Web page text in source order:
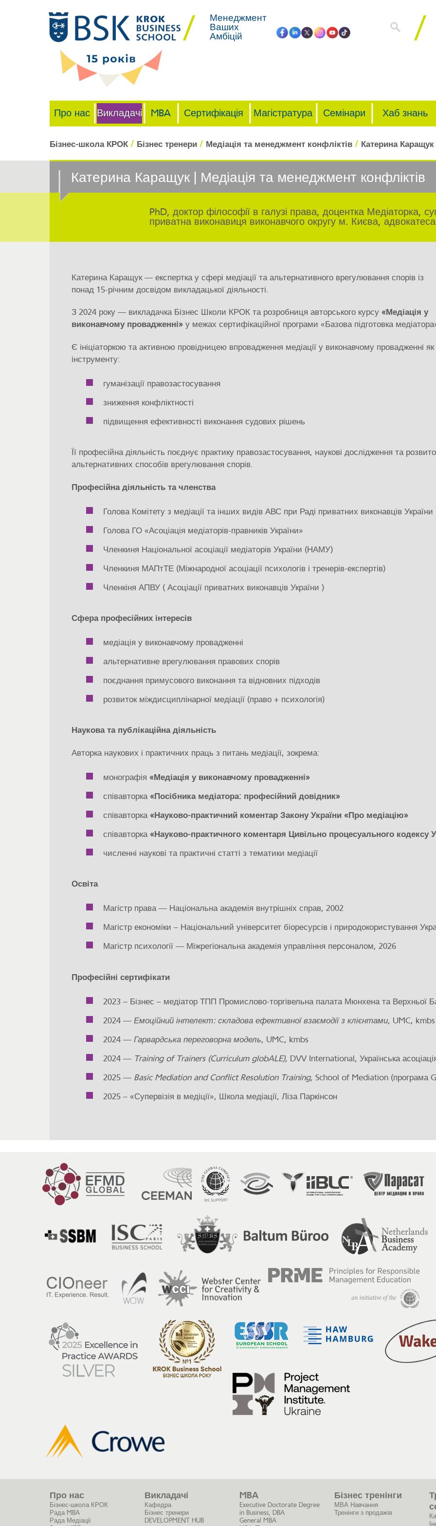
Менеджмент
Ваших
Амбіцій
Про нас Викладачі MBA Сертифікація Магістратура Семінари Хаб знань
Бізнес-школа КРОК / Бізнес тренери / Медіація та менеджмент конфліктів / Катерина Каращук
Катерина Каращук | Медіація та менеджмент конфліктів
PhD, доктор філософії в галузі права, доцентка Медіаторка,
приватна виконавиця виконавчого округу м. Києва, адвокатеса
Катерина Каращук — експертка у сфері медіації та альтернативного врегулювання спорів із
понад 15-річним досвідом викладацької діяльності.
З 2024 року — викладачка Бізнес Школи КРОК та розробниця авторського курсу «Медіація у
виконавчому провадженні» у межах сертифікаційної програми «Базова підготовка
Є ініціаторкою та активною провідницею впровадження медіації у виконавчому провадженні як
інструменту:
гуманізації правозастосування
зниження конфліктності
підвищення ефективності виконання судових рішень
Її професійна діяльність поєднує практику правозастосування, наукові дослідження та
альтернативних способів врегулювання спорів.
Професійна діяльність та членства
Голова Комітету з медіації та інших видів АВС при Раді приватних виконавців України
Голова ГО «Асоціація медіаторів-правників України»
Членкиня Національної асоціації медіаторів України (НАМУ)
Членкиня МАПтТЕ (Міжнародної асоціації психологів і тренерів-експертів)
Членкіня АПВУ ( Асоціації приватних виконавців України )
Сфера професійних інтересів
медіація у виконавчому провадженні
альтернативне врегулювання правових спорів
поєднання примусового виконання та відновних підходів
розвиток міждисциплінарної медіації (право + психологія)
Наукова та публікаційна діяльність
Авторка наукових і практичних праць з питань медіації, зокрема:
монографія «Медіація у виконавчому провадженні»
співавторка «Посібника медіатора: професійний довідник»
співавторка «Науково-практичний коментар Закону України «Про медіацію»
співавторка «Науково-практичного коментаря Цивільно процесуального кодексу
численні наукові та практичні статті з тематики медіації
Освіта
Магістр права — Національна академія внутрішніх справ, 2002
Магістр економіки – Національний університет біоресурсів і природокористування
Магістр психології — Міжрегіональна академія управління персоналом, 2026
Професійні сертифікати
2023 – Бізнес – медіатор ТПП Промислово-торгівельна палата Мюнхена та Верхньої
2024 — Емоційний інтелект: складова ефективної взаємодії з клієнтами, UMC, kmbs
2024 — Гарвардська переговорна модель, UMC, kmbs
2024 — Training of Trainers (Curriculum globALE), DVV International, Українська
2025 — Basic Mediation and Conflict Resolution Training, School of Mediation (програма
2025 – «Супервізія в медіції», Школа медіації, Ліза Паркінсон
Про нас
Бізнес-школа КРОК
Рада MBA
Рада Медіації
Викладачі
Кафедра
Бізнес тренери
DEVELOPMENT HUB
MBA
Executive Doctorate Degree
in Business, DBA
General MBA
Бізнес тренінги
МВА Навчання
Тренінги з продажів